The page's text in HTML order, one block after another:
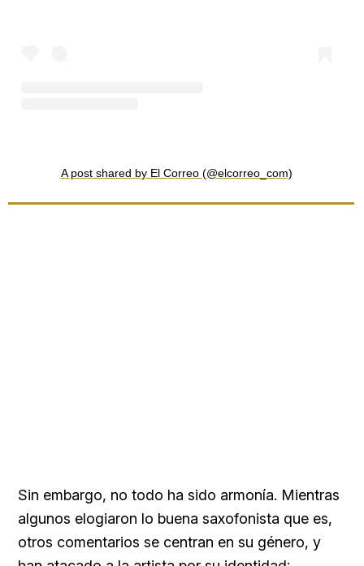
A post shared by El Correo (@elcorreo_com)
Sin embargo, no todo ha sido armonía. Mientras
algunos elogiaron lo buena saxofonista que es,
otros comentarios se centran en su género, y